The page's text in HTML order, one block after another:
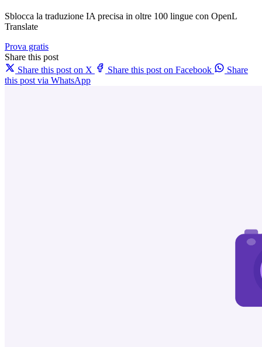
Sblocca la traduzione IA precisa in oltre 100 lingue con OpenL
Translate
Prova gratis
Share this post
Share this post on X
Share this post on Facebook
Share
this post via WhatsApp